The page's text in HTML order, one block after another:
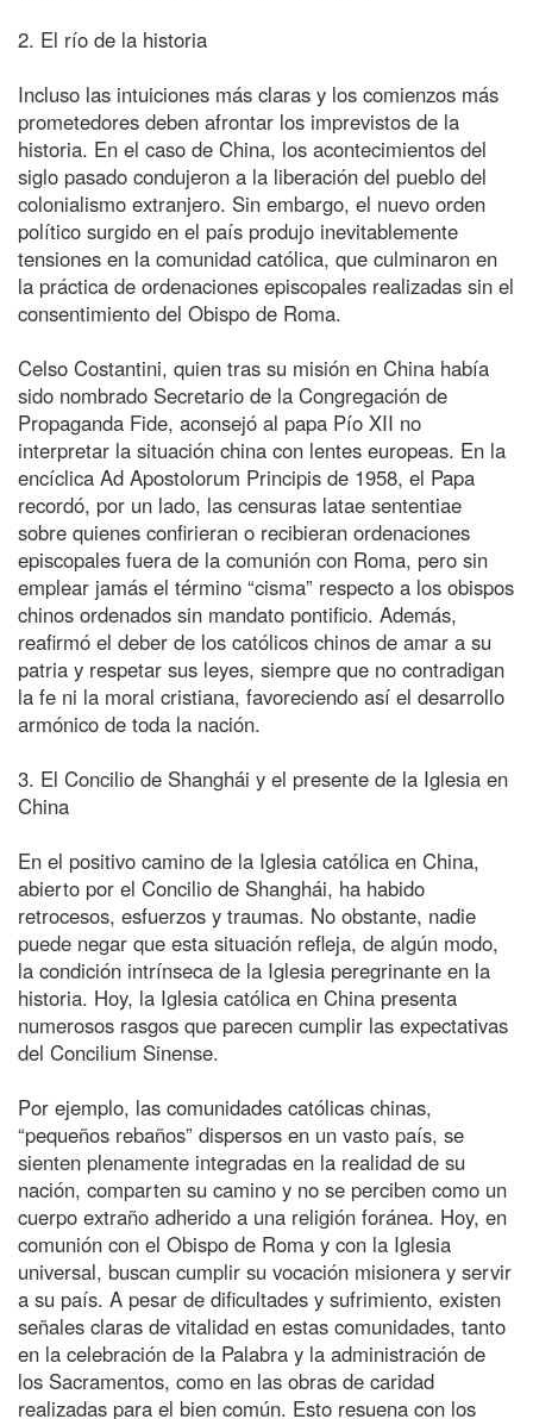
2. El río de la historia
Incluso las intuiciones más claras y los comienzos más
prometedores deben afrontar los imprevistos de la
historia. En el caso de China, los acontecimientos del
siglo pasado condujeron a la liberación del pueblo del
colonialismo extranjero. Sin embargo, el nuevo orden
político surgido en el país produjo inevitablemente
tensiones en la comunidad católica, que culminaron en
la práctica de ordenaciones episcopales realizadas sin el
consentimiento del Obispo de Roma.
Celso Costantini, quien tras su misión en China había
sido nombrado Secretario de la Congregación de
Propaganda Fide, aconsejó al papa Pío XII no
interpretar la situación china con lentes europeas. En la
encíclica Ad Apostolorum Principis de 1958, el Papa
recordó, por un lado, las censuras latae sententiae
sobre quienes confirieran o recibieran ordenaciones
episcopales fuera de la comunión con Roma, pero sin
emplear jamás el término “cisma” respecto a los obispos
chinos ordenados sin mandato pontificio. Además,
reafirmó el deber de los católicos chinos de amar a su
patria y respetar sus leyes, siempre que no contradigan
la fe ni la moral cristiana, favoreciendo así el desarrollo
armónico de toda la nación.
3. El Concilio de Shanghái y el presente de la Iglesia en
China
En el positivo camino de la Iglesia católica en China,
abierto por el Concilio de Shanghái, ha habido
retrocesos, esfuerzos y traumas. No obstante, nadie
puede negar que esta situación refleja, de algún modo,
la condición intrínseca de la Iglesia peregrinante en la
historia. Hoy, la Iglesia católica en China presenta
numerosos rasgos que parecen cumplir las expectativas
del Concilium Sinense.
Por ejemplo, las comunidades católicas chinas,
“pequeños rebaños” dispersos en un vasto país, se
sienten plenamente integradas en la realidad de su
nación, comparten su camino y no se perciben como un
cuerpo extraño adherido a una religión foránea. Hoy, en
comunión con el Obispo de Roma y con la Iglesia
universal, buscan cumplir su vocación misionera y servir
a su país. A pesar de dificultades y sufrimiento, existen
señales claras de vitalidad en estas comunidades, tanto
en la celebración de la Palabra y la administración de
los Sacramentos, como en las obras de caridad
realizadas para el bien común. Esto resuena con los